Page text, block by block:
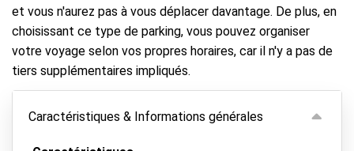
et vous n'aurez pas à vous déplacer davantage. De plus, en
choisissant ce type de parking, vous pouvez organiser
votre voyage selon vos propres horaires, car il n'y a pas de
tiers supplémentaires impliqués.
Caractéristiques & Informations générales